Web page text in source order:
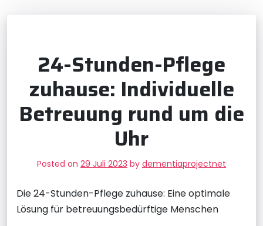
24-Stunden-Pflege
zuhause: Individuelle
Betreuung rund um die
Uhr
Posted on 29 Juli 2023 by dementiaprojectnet
Die 24-Stunden-Pflege zuhause: Eine optimale
Lösung für betreuungsbedürftige Menschen